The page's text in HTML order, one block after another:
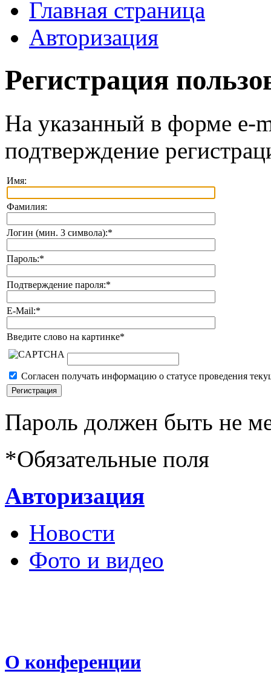
Главная страница
Авторизация
Регистрация
На указанный в форме e-
подтверждение
Имя:
Фамилия:
Логин (мин. 3 символа):*
Пароль:*
Подтверждение пароля:*
E-Mail:*
Введите слово на картинке*
Согласен получать информацию о статусе проведения
Пароль должен быть не
*Обязательные поля
Авторизация
Новости
Фото и видео
О конференции